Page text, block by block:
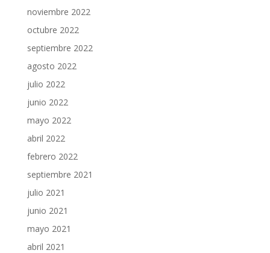
noviembre 2022
octubre 2022
septiembre 2022
agosto 2022
julio 2022
junio 2022
mayo 2022
abril 2022
febrero 2022
septiembre 2021
julio 2021
junio 2021
mayo 2021
abril 2021